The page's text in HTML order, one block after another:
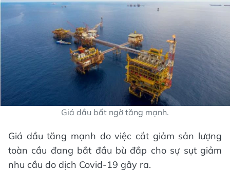
Giá dầu bất ngờ tăng mạnh.
Giá dầu tăng mạnh do việc cắt giảm sản lượng
toàn cầu đang bắt đầu bù đắp cho sự sụt giảm
nhu cầu do dịch Covid-19 gây ra.